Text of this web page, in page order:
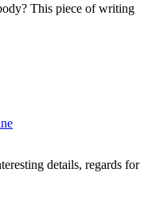
This piece of writing
details, regards for